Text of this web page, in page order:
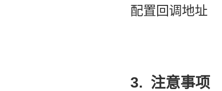
配置回调地址
3. 注意事项